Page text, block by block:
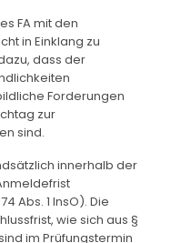
FA mit den
in Einklang zu
dass der
Forderungen
zur
sind.
innerhalb der
Abs. 1 InsO). Die
wie sich aus §
im Prüfungstermin